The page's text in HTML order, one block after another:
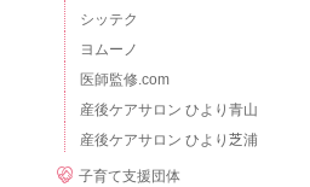
シッテク
ヨムーノ
医師監修.com
産後ケアサロン ひより青山
産後ケアサロン ひより芝浦
子育て支援団体